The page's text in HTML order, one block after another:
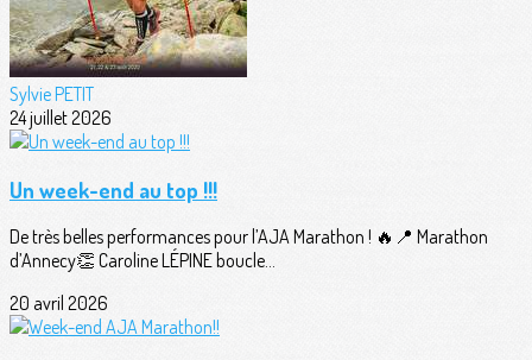
Sylvie PETIT
24 juillet 2026
Un week-end au top !!!
De très belles performances pour l’AJA Marathon ! 🔥📍 Marathon
d’Annecy👏 Caroline LÉPINE boucle...
20 avril 2026